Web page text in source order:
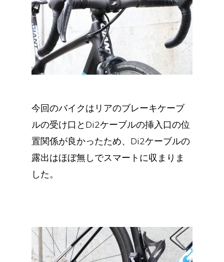
今回のバイクはリアのブレーキケーブ
ルの受け口とDi2ケーブルの挿入口の位
置関係が良かったため、Di2ケーブルの
露出はほぼ無しでスマートに収まりま
した。